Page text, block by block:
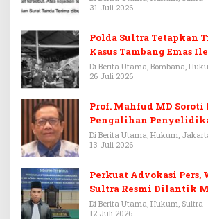
31 Juli 2026
Polda Sultra Tetapkan
Kasus Tambang Emas
Di Berita Utama, Bombana,
26 Juli 2026
Prof. Mahfud MD Soroti
Pengalihan
Febrie Adriansyah
Di Berita Utama, Hukum,
13 Juli 2026
Perkuat Advokasi Pers,
Sultra Resmi Dilantik
PERADI
Di Berita Utama, Hukum, Sultra
12 Juli 2026